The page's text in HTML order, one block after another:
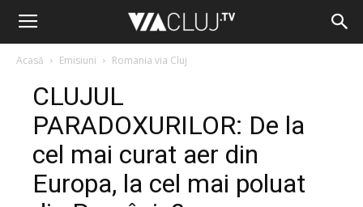
Acasă Emisiuni Romania via Cluj
CLUJUL
PARADOXURILOR: De la
cel mai curat aer din
Europa, la cel mai poluat